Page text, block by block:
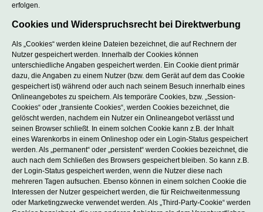
erfolgen.
Cookies und Widerspruchsrecht bei Direktwerbung
Als „Cookies“ werden kleine Dateien bezeichnet, die auf Rechnern der
Nutzer gespeichert werden. Innerhalb der Cookies können
unterschiedliche Angaben gespeichert werden. Ein Cookie dient primär
dazu, die Angaben zu einem Nutzer (bzw. dem Gerät auf dem das Cookie
gespeichert ist) während oder auch nach seinem Besuch innerhalb eines
Onlineangebotes zu speichern. Als temporäre Cookies, bzw. „Session-
Cookies“ oder „transiente Cookies“, werden Cookies bezeichnet, die
gelöscht werden, nachdem ein Nutzer ein Onlineangebot verlässt und
seinen Browser schließt. In einem solchen Cookie kann z.B. der Inhalt
eines Warenkorbs in einem Onlineshop oder ein Login-Status gespeichert
werden. Als „permanent“ oder „persistent“ werden Cookies bezeichnet, die
auch nach dem Schließen des Browsers gespeichert bleiben. So kann z.B.
der Login-Status gespeichert werden, wenn die Nutzer diese nach
mehreren Tagen aufsuchen. Ebenso können in einem solchen Cookie die
Interessen der Nutzer gespeichert werden, die für Reichweitenmessung
oder Marketingzwecke verwendet werden. Als „Third-Party-Cookie“ werden